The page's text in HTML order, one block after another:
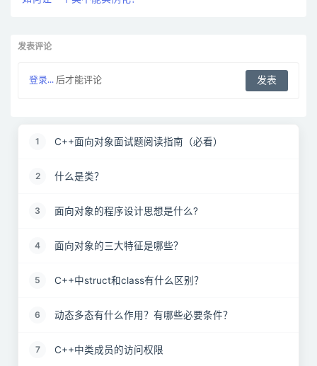
发表评论
登录... 后才能评论
1 C++面向对象面试题阅读指南（必看）
2 什么是类？
3 面向对象的程序设计思想是什么?
4 面向对象的三大特征是哪些？
5 C++中struct和class有什么区别？
6 动态多态有什么作用？有哪些必要条件？
7 C++中类成员的访问权限